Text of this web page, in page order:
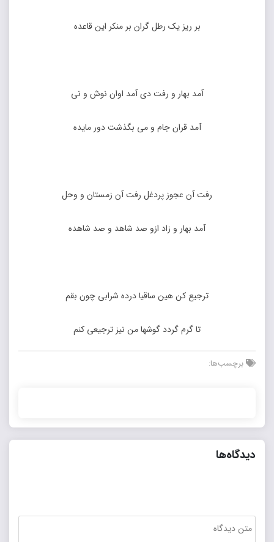
بر ریز یک رطل گران بر منکر این قاعده
آمد بهار و رفت دی آمد اوان نوش و نی
آمد قران جام و می بگذشت دور مایده
رفت آن عجوز پردغل رفت آن زمستان و وحل
آمد بهار و زاد ازو صد شاهد و صد شاهده
ترجیع کن هین ساقیا درده شرابی چون بقم
تا گرم گردد گوشها من نیز ترجیعی کنم
برچسب‌ها:
دیدگاه‌ها